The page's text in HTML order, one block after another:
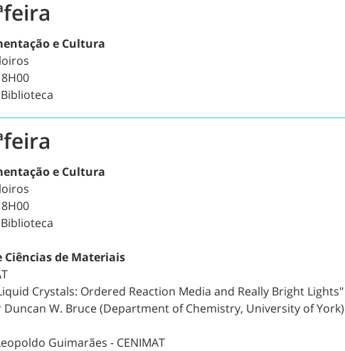
e Cultura
e Cultura
de Materiais
Crystals: Ordered Reaction Media and Really Bright Lights"
Duncan W. Bruce (Department of Chemistry, University of York)
Guimarães - CENIMAT